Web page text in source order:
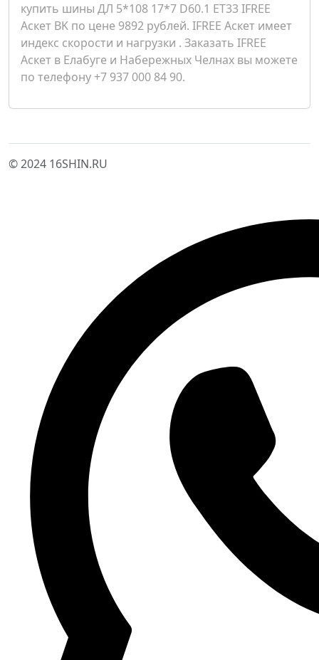
купить шины ДЛ 5*108 17*7 D60.1 ET33 IFREE
Аскет BK по цене 9892 рублей. IFREE Аскет имеет
индекс скорости и нагрузки . Заказать IFREE
Аскет в Елабуге и Набережных Челнах вы можете
по телефону +7 937 000 84 90.
© 2024 16SHIN.RU